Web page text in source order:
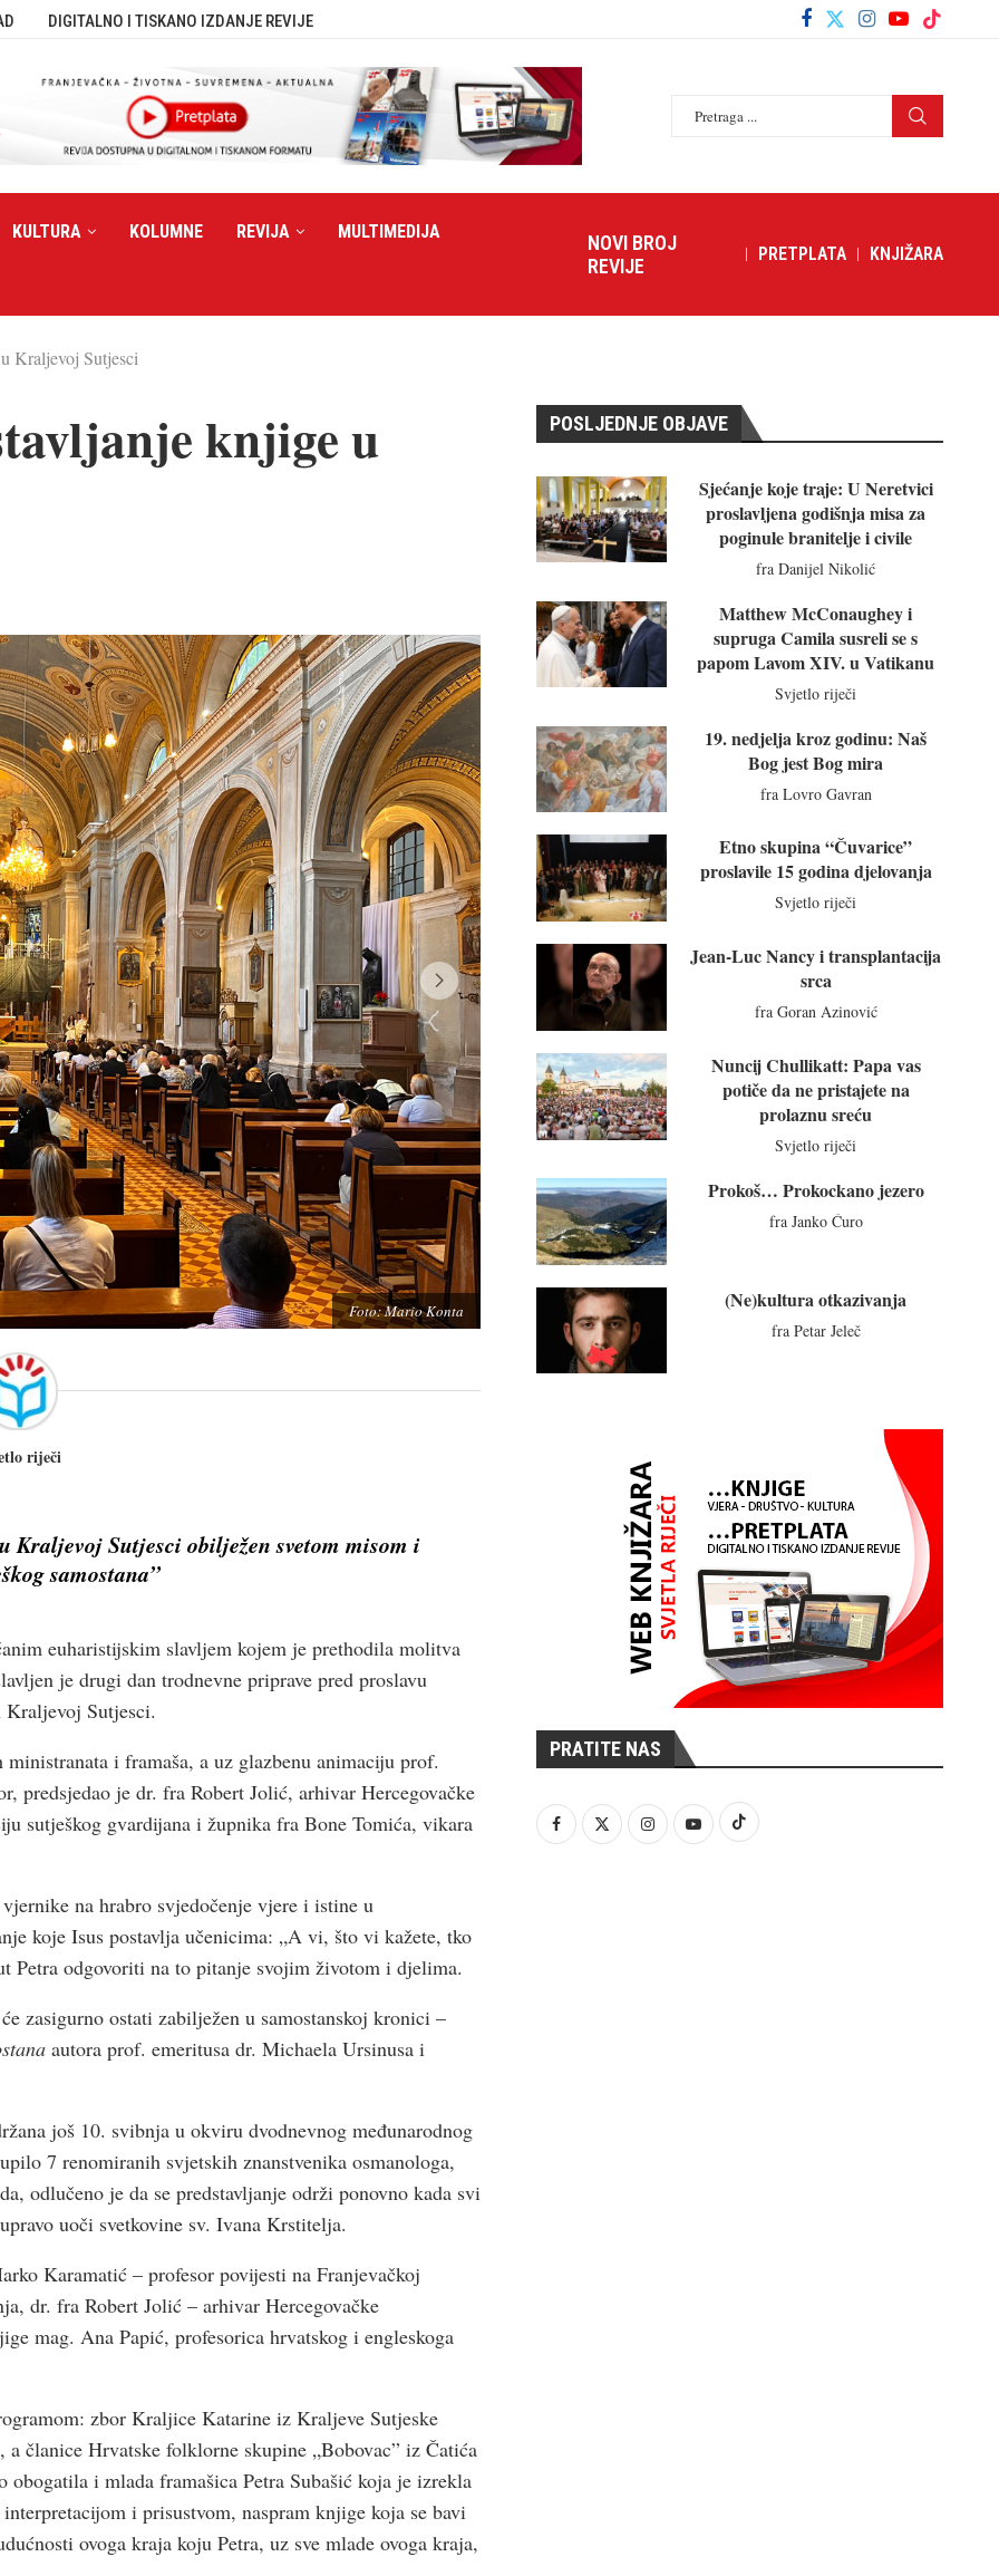
DIGITALNO I TISKANO IZDANJE REVIJE
KULTURA KOLUMNE REVIJA MULTIMEDIJA
NOVI BROJ
REVIJE
PRETPLATA KNJIŽARA
Kraljevoj Sutjesci
knjige u
Foto: Mario Konta
riječi
Kraljevoj Sutjesci obilježen svetom misom i
samostana”
euharistijskim slavljem kojem je prethodila molitva
je drugi dan trodnevne priprave pred proslavu
Kraljevoj Sutjesci.
i framaša, a uz glazbenu animaciju prof.
je dr. fra Robert Jolić, arhivar Hercegovačke
sutješkog gvardijana i župnika fra Bone Tomića, vikara
na hrabro svjedočenje vjere i istine u
koje Isus postavlja učenicima: „A vi, što vi kažete, tko
Petra odgovoriti na to pitanje svojim životom i djelima.
zasigurno ostati zabilježen u samostanskoj kronici –
autora prof. emeritusa dr. Michaela Ursinusa i
još 10. svibnja u okviru dvodnevnog međunarodnog
7 renomiranih svjetskih znanstvenika osmanologa,
odlučeno je da se predstavljanje održi ponovno kada svi
uoči svetkovine sv. Ivana Krstitelja.
Karamatić – profesor povijesti na Franjevačkoj
dr. fra Robert Jolić – arhivar Hercegovačke
mag. Ana Papić, profesorica hrvatskog i engleskoga
zbor Kraljice Katarine iz Kraljeve Sutjeske
članice Hrvatske folklorne skupine „Bobovac” iz Čatića
i mlada framašica Petra Subašić koja je izrekla
i prisustvom, naspram knjige koja se bavi
ovoga kraja koju Petra, uz sve mlade ovoga kraja,
POSLJEDNJE OBJAVE
Sjećanje koje traje: U Neretvici
proslavljena godišnja misa za
poginule branitelje i civile
fra Danijel Nikolić
Matthew McConaughey i
supruga Camila susreli se s
papom Lavom XIV. u Vatikanu
Svjetlo riječi
19. nedjelja kroz godinu: Naš
Bog jest Bog mira
fra Lovro Gavran
Etno skupina “Čuvarice”
proslavile 15 godina djelovanja
Svjetlo riječi
Jean-Luc Nancy i transplantacija
srca
fra Goran Azinović
Nuncij Chullikatt: Papa vas
potiče da ne pristajete na
prolaznu sreću
Svjetlo riječi
Prokoš… Prokockano jezero
fra Janko Ćuro
(Ne)kultura otkazivanja
fra Petar Jeleč
PRATITE NAS